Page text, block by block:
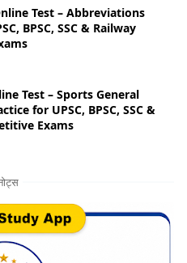
Test – Abbreviations
BPSC, SSC & Railway
Test – Sports General
for UPSC, BPSC, SSC &
Exams